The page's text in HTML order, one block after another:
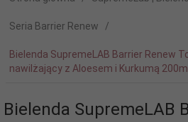
Seria Barrier Renew
Bielenda SupremeLAB Barrier Renew
nawilżający z Aloesem i Kurkumą
Bielenda SupremeLAB